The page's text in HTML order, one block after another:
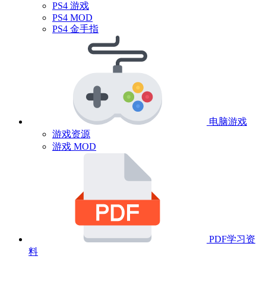
PS4 游戏
PS4 MOD
PS4 金手指
电脑游戏
游戏资源
游戏 MOD
PDF学习资
料